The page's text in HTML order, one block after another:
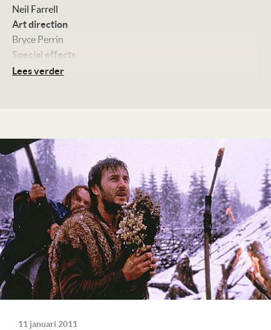
Neil Farrell
Art direction
Bryce Perrin
Special effects
Terry Glass
Robert Carlyle
Guy Pearce
Jeffrey Jones
David Arquette
Kleur, 103 minuten
Distributie
Columbia
Te zien
vanaf 8 juli
Lees verder
11 januari 2011